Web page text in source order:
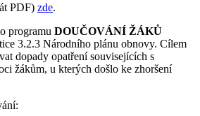
PDF) zde.
programu DOUČOVÁNÍ ŽÁKŮ
3.2.3 Národního plánu obnovy. Cílem
dopady opatření souvisejících s
žákům, u kterých došlo ke zhoršení